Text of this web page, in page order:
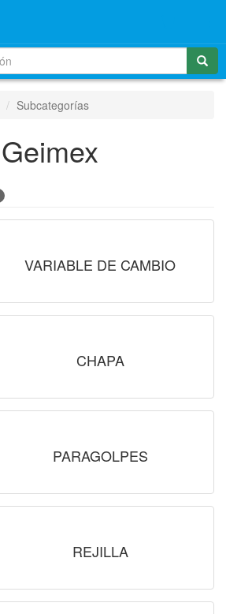
Subcategorías
Geimex
VARIABLE DE CAMBIO
CHAPA
PARAGOLPES
REJILLA